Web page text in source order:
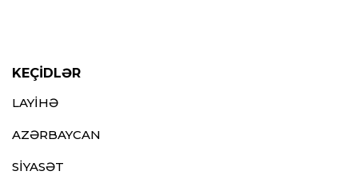
KEÇİDLƏR
LAYİHƏ
AZƏRBAYCAN
SİYASƏT